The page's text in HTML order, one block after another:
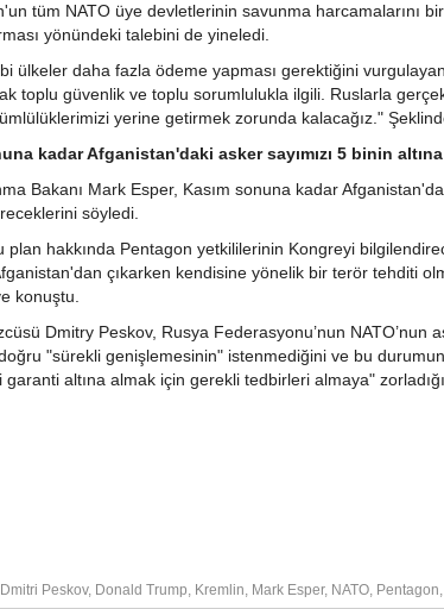
tüm NATO üye devletlerinin savunma harcamalarını
yönündeki talebini de yineledi.
ülkeler daha fazla ödeme yapması gerektiğini
toplu güvenlik ve toplu sorumlulukla ilgili. Ruslarla
yerine getirmek zorunda kalacağız."
kadar Afganistan'daki asker sayımızı 5 binin
Bakanı Mark Esper, Kasım sonuna kadar
söyledi.
plan hakkında Pentagon yetkililerinin Kongreyi
çıkarken kendisine yönelik bir terör tehditi
konuştu.
Dmitry Peskov, Rusya Federasyonu’nun NATO’nun
doğru "sürekli genişlemesinin" istenmediğini ve bu
altına almak için gerekli tedbirleri almaya"
Dmitri Peskov, Donald Trump Kremlin Mark Esper, NATO Pentagon